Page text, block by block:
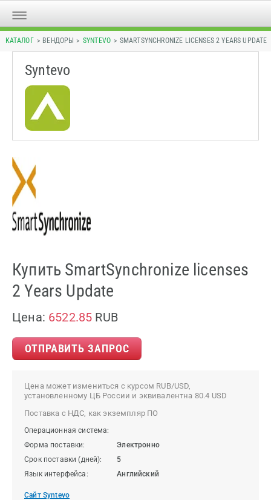
КАТАЛОГ > ВЕНДОРЫ > SYNTEVO > SMARTSYNCHRONIZE LICENSES 2 YEARS UPDATE
Syntevo
Купить SmartSynchronize licenses
2 Years Update
Цена: 6522.85 RUB
ОТПРАВИТЬ ЗАПРОС
Цена может измениться с курсом RUB/USD,
установленному ЦБ России и эквивалентна 80.4 USD
Поставка с НДС, как экземпляр ПО
Операционная система:
Форма поставки:
Электронно
Срок поставки (дней):
5
Язык интерфейса:
Английский
Сайт Syntevo